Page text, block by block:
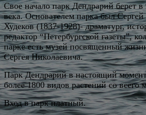
Свое начало парк Дендрарий берет
века. Основателем парка был
Худеков (1837-1928)- драматург,
редактор “Петербургской газеты”,
парке есть музей посвященный
Сергея Николаевича.
Парк Дендрарий в настоящий
более 1800 видов растений со всего
Вход в парк платный.